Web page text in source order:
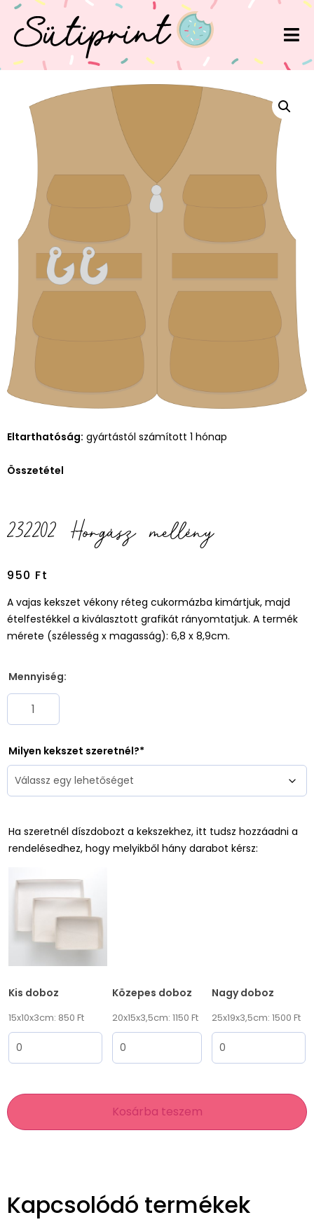
Eltarthatóság: gyártástól számított 1 hónap
Összetétel
232202 Horgász mellény
950 Ft
A vajas kekszet vékony réteg cukormázba kimártjuk, majd
ételfestékkel a kiválasztott grafikát rányomtatjuk. A termék
mérete (szélesség x magasság): 6,8 x 8,9cm.
Mennyiség:
Milyen kekszet szeretnél?
Ha szeretnél díszdobozt a kekszekhez, itt tudsz hozzáadni a
rendelésedhez, hogy melyikből hány darabot kérsz:
Kis doboz
15x10x3cm: 850 Ft
Közepes doboz
20x15x3,5cm: 1150 Ft
Nagy doboz
25x19x3,5cm: 1500 Ft
Kosárba teszem
Kapcsolódó termékek